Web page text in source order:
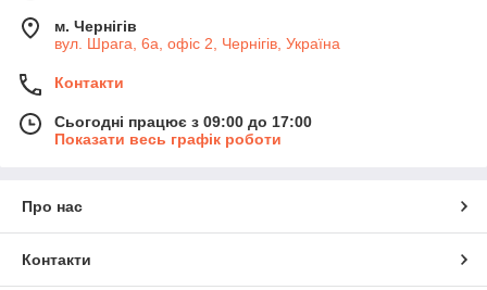
м. Чернігів
вул. Шрага, 6а, офіс 2, Чернігів, Україна
Контакти
Сьогодні працює з 09:00 до 17:00
Показати весь графік роботи
Про нас
Контакти